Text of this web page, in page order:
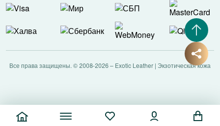
Все права защищены. © 2008-2026 – Exotic Leather | Экзотическая кожа